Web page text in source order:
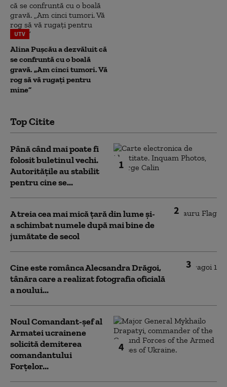
UTV
Alina Pușcău a dezvăluit că
se confruntă cu o boală
gravă. „Am cinci tumori. Vă
rog să vă rugați pentru
mine”
Top Citite
1
Până când mai poate fi
folosit buletinul vechi.
Autoritățile au stabilit
pentru cine se...
2
A treia cea mai mică țară din lume și-
a schimbat numele după mai bine de
jumătate de secol
3
Cine este românca Alecsandra Drăgoi,
tânăra care a realizat fotografia oficială
a noului...
4
Noul Comandant-șef al
Armatei ucrainene
solicită demiterea
comandantului
Forțelor...